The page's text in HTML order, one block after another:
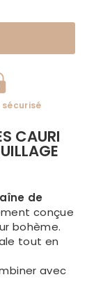
CAURI
de
conçue
bohème.
tout en
avec